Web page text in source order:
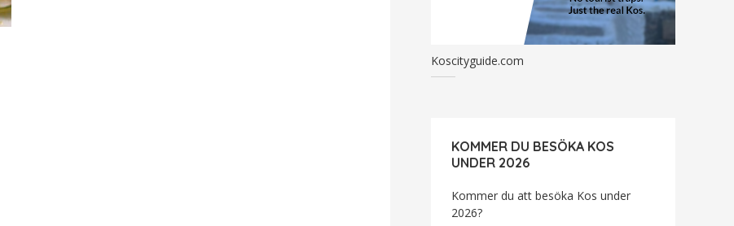
Koscityguide.com
KOMMER DU BESÖKA KOS
UNDER 2026
Kommer du att besöka Kos under
2026?